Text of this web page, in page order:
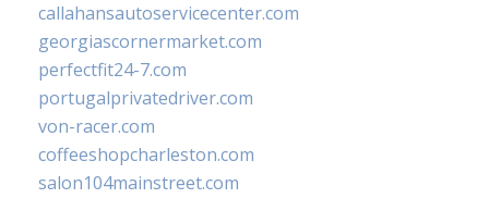
callahansautoservicecenter.com
georgiascornermarket.com
perfectfit24-7.com
portugalprivatedriver.com
von-racer.com
coffeeshopcharleston.com
salon104mainstreet.com